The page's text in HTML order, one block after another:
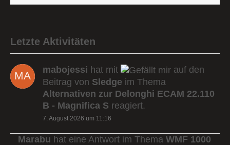
Letzte Aktivitäten
mabojessi hat mit
auf den
Beitrag von Sledge im Thema
Alternativen zur Delonghi ECAM 22.110
B - Magnifica S reagiert.
7. August 2026 um 11:16
Marabu hat eine Antwort im Thema WMF 1000